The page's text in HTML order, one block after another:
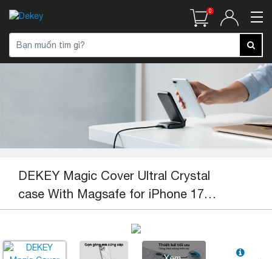
0
DEKEY Magic Cover Ultral Crystal
case With Magsafe for iPhone 17
Promax